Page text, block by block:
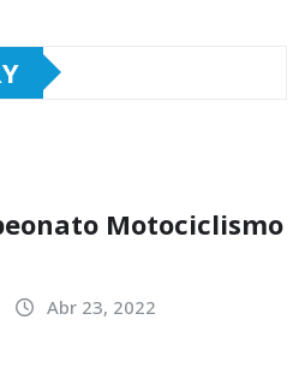
Motociclismo
Abr 23, 2022